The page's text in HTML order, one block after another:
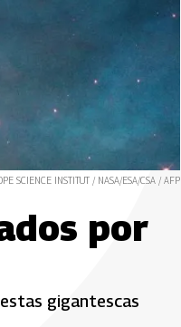
SCIENCE INSTITUT / NASA/ESA/CSA / AFP
por
gigantescas